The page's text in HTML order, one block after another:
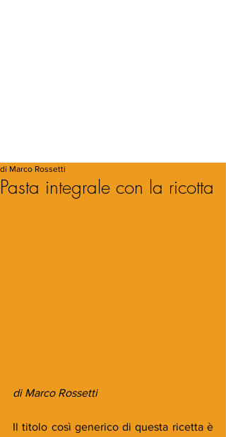
Pasta integrale con la ricotta
di Marco Rossetti
di Marco Rossetti
Il titolo così generico di questa ricetta è